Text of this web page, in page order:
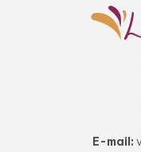
E-mail: